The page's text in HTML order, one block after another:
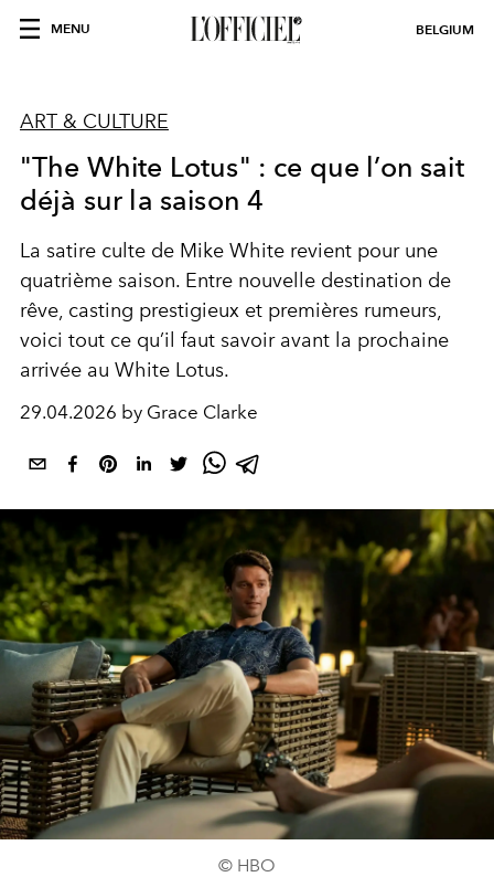
MENU BELGIUM
ART & CULTURE
"The White Lotus" : ce que l’on sait
déjà sur la saison 4
La satire culte de Mike White revient pour une
quatrième saison. Entre nouvelle destination de
rêve, casting prestigieux et premières rumeurs,
voici tout ce qu’il faut savoir avant la prochaine
arrivée au White Lotus.
29.04.2026 by Grace Clarke
© HBO